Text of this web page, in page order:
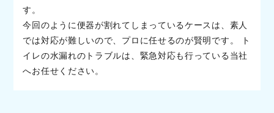
す。
今回のように便器が割れてしまっているケースは、素人
では対応が難しいので、プロに任せるのが賢明です。 ト
イレの水漏れのトラブルは、緊急対応も行っている当社
へお任せください。